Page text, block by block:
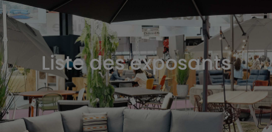
Liste des exposants